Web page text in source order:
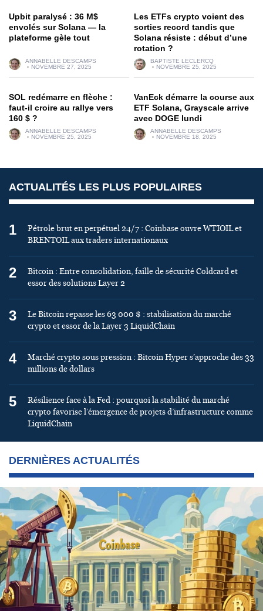
Upbit paralysé : 36 M$
envolés sur Solana — la
plateforme gèle tout
ANNABELLE DESCAMPS
NOVEMBRE 27, 2025
Les ETFs crypto voient des
sorties record tandis que
Solana résiste : début d’une
rotation ?
BAPTISTE LECLERCQ
NOVEMBRE 25, 2025
SOL redémarre en flèche :
faut-il croire au rallye vers
160 $ ?
ANNABELLE DESCAMPS
NOVEMBRE 25, 2025
VanEck démarre la course aux
ETF Solana, Grayscale arrive
avec DOGE lundi
ANNABELLE DESCAMPS
NOVEMBRE 18, 2025
ACTUALITÉS LES PLUS POPULAIRES
1
Pétrole brut en perpétuel 24/7 : Coinbase ouvre WTIOIL et
BRENTOIL aux traders internationaux
2
Bitcoin : Entre consolidation, faille de sécurité Coldcard et
essor des solutions Layer 2
3
Le Bitcoin repasse les 63 000 $ : stabilisation du marché
crypto et essor de la Layer 3 LiquidChain
4
Marché crypto sous pression : Bitcoin Hyper s’approche des 33
millions de dollars
5
Résilience face à la Fed : pourquoi la stabilité du marché
crypto favorise l’émergence de projets d’infrastructure comme
LiquidChain
DERNIÈRES ACTUALITÉS